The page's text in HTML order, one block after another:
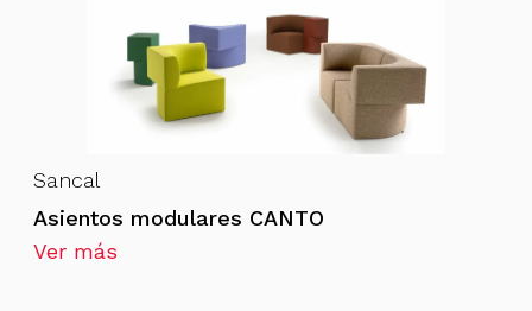
Sancal
Asientos modulares CANTO
Ver más